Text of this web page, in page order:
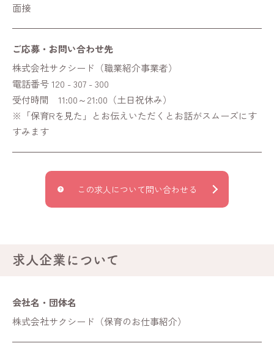
面接
ご応募・ お問い合わせ先
株式会社サクシード（職業紹介事業者）
電話番号 120 - 307 - 300
受付時間 11:00～21:00（土日祝休み）
※「保育Rを見た」とお伝えいただくとお話がスムーズにす
すみます
この求人について問い合わせる
求人企業について
会社名・団体名
株式会社サクシード（保育のお仕事紹介）